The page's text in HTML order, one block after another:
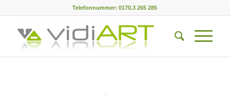
Telefonnummer: 0170.3 265 285